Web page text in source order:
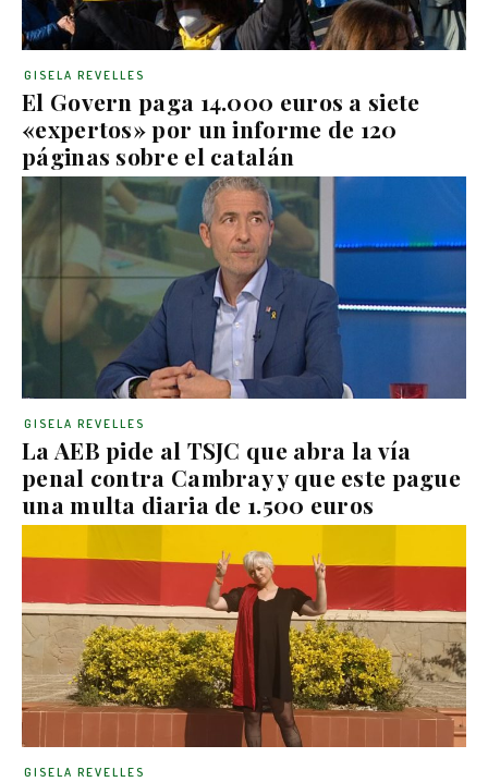
El Govern paga 14.000 euros a siete
«expertos» por un informe de 120
páginas sobre el catalán
GISELA REVELLES
La AEB pide al TSJC que abra la vía
penal contra Cambray y que este pague
una multa diaria de 1.500 euros
GISELA REVELLES
GISELA REVELLES